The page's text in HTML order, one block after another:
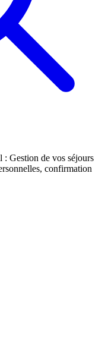
: Gestion de vos séjours
confirmation